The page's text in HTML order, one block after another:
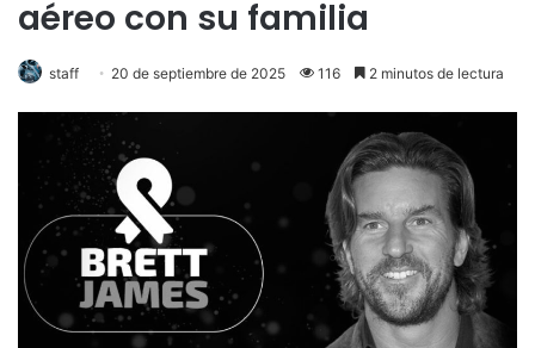
aéreo con su familia
staff 20 de septiembre de 2025 116 2 minutos de lectura